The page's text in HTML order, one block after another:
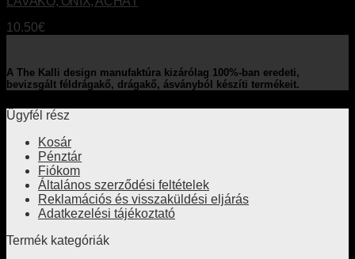
10.50€
A The Kalli design manufaktúra kizárólag 100%-ban eredeti,
bevizsgált féldrágakő, drágakő, ásványból készíti termékeit.
Ügyfél rész
Kosár
Pénztár
Fiókom
Általános szerződési feltételek
Reklamációs és visszaküldési eljárás
Adatkezelési tájékoztató
Termék kategóriák